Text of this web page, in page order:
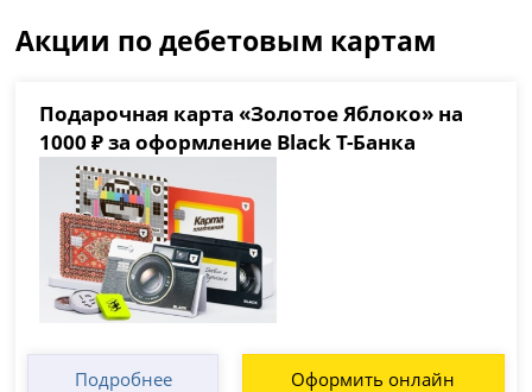
Акции по дебетовым картам
Подарочная карта «Золотое Яблоко» на
1000 ₽ за оформление Black Т-Банка
Подробнее Оформить онлайн